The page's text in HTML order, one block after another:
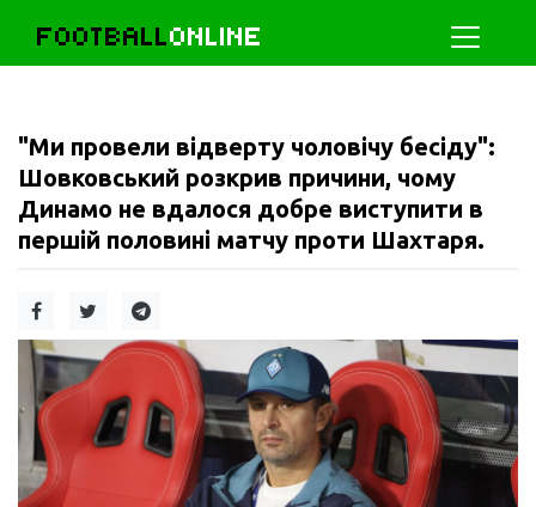
FOOTBALLONLINE
"Ми провели відверту чоловічу бесіду":
Шовковський розкрив причини, чому
Динамо не вдалося добре виступити в
першій половині матчу проти Шахтаря.